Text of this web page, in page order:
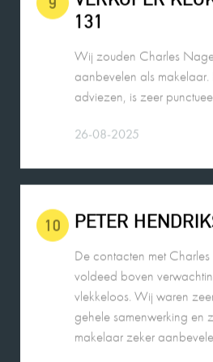
Wij zouden Charles
adviezen, is zeer
26-08-2025
10 PETER
De contacten met Charles
vlekkeloos. Wij waren
gehele samenwerking en
makelaar zeker
02-11-2025